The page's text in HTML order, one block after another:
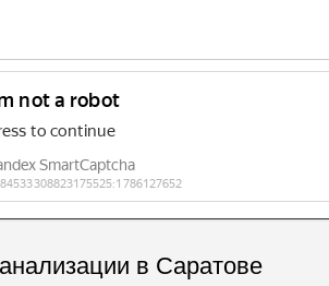
в Саратове